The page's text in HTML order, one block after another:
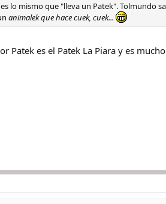
lo mismo que "lleva un Patek". Tolmundo
animalek que hace cuek, cuek...
Patek es el Patek La Piara y es